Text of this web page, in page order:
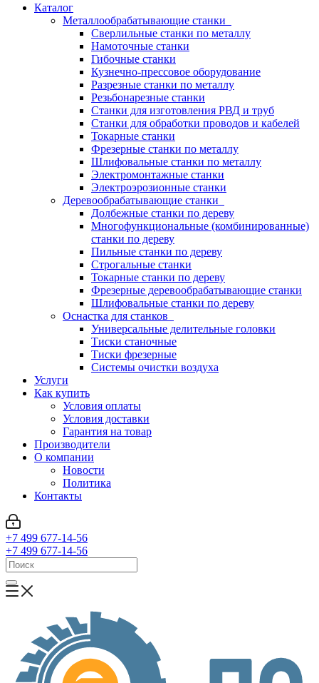
Каталог
Металлообрабатывающие станки
Сверлильные станки по металлу
Намоточные станки
Гибочные станки
Кузнечно-прессовое оборудование
Разрезные станки по металлу
Резьбонарезные станки
Станки для изготовления РВД и труб
Станки для обработки проводов и кабелей
Токарные станки
Фрезерные станки по металлу
Шлифовальные станки по металлу
Электромонтажные станки
Электроэрозионные станки
Деревообрабатывающие станки
Долбежные станки по дереву
Многофункциональные (комбинированные)
станки по дереву
Пильные станки по дереву
Строгальные станки
Токарные станки по дереву
Фрезерные деревообрабатывающие станки
Шлифовальные станки по дереву
Оснастка для станков
Универсальные делительные головки
Тиски станочные
Тиски фрезерные
Системы очистки воздуха
Услуги
Как купить
Условия оплаты
Условия доставки
Гарантия на товар
Производители
О компании
Новости
Политика
Контакты
+7 499 677-14-56
+7 499 677-14-56